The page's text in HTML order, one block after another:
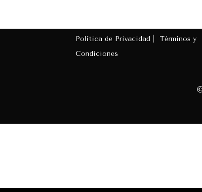
Política de Privacidad |
Términos y
Condiciones